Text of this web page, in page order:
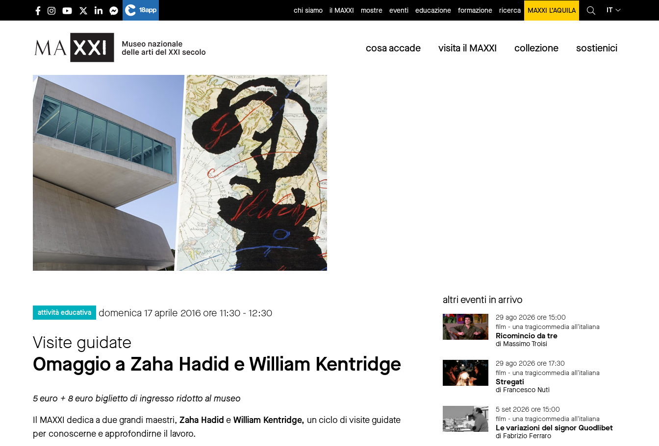
chi siamo il MAXXI mostre eventi educazione formazione ricerca MAXXI L’AQUILA IT
cosa accade visita il MAXXI collezione sostienici
attività educativa domenica 17 aprile 2016 ore 11:30 - 12:30
Visite guidate
Omaggio a Zaha Hadid e William Kentridge
5 euro + 8 euro biglietto di ingresso ridotto al museo
Il MAXXI dedica a due grandi maestri, Zaha Hadid e William Kentridge, un ciclo di visite guidate
per conoscerne e approfondirne il lavoro.
altri eventi in arrivo
29 ago 2026 ore 15:00
film - una tragicommedia all'italiana
Ricomincio da tre
di Massimo Troisi
29 ago 2026 ore 17:30
film - una tragicommedia all'italiana
Stregati
di Francesco Nuti
5 set 2026 ore 15:00
film - una tragicommedia all'italiana
Le variazioni del signor Quodlibet
di Fabrizio Ferraro